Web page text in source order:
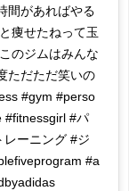
間があればやる
痩せたねって玉
のジムはみんな
ただただ笑いの
#gym #perso
#fitnessgirl #パ
レーニング #ジ
#a